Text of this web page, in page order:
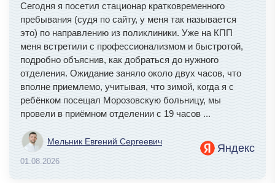
Сегодня я посетил стационар кратковременного
пребывания (судя по сайту, у меня так называется
это) по направлению из поликлиники. Уже на КПП
меня встретили с профессионализмом и быстротой,
подробно объяснив, как добраться до нужного
отделения. Ожидание заняло около двух часов, что
вполне приемлемо, учитывая, что зимой, когда я с
ребёнком посещал Морозовскую больницу, мы
провели в приёмном отделении с 19 часов ...
Мельник Евгений Сергеевич
01.08.2026
Яндекс